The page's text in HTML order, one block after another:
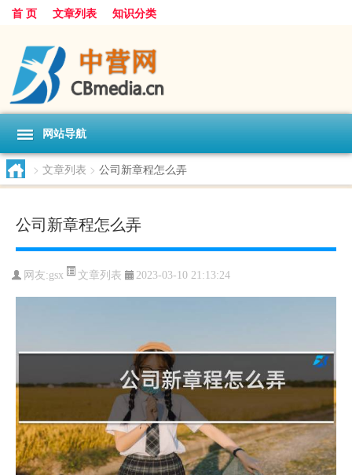
首 页 文章列表 知识分类
网站导航
> 文章列表 > 公司新章程怎么弄
公司新章程怎么弄
网友:gsx 文章列表 2023-03-10 21:13:24